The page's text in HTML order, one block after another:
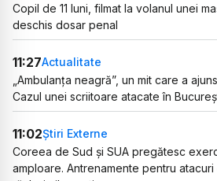
Copil de 11 luni, filmat la volanul unei
deschis dosar penal
11:27Actualitate
„Ambulanța neagră”, un mit care a
Cazul unei scriitoare atacate în
11:02Știri Externe
Coreea de Sud și SUA pregătesc
amploare. Antrenamente pentru